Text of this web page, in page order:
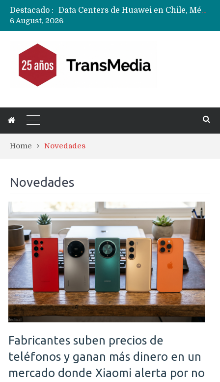
Destacado :
Data Centers de Huawei en Chile, México, Brasil,Perú y Argentina podrían verse afectados por arremetida de EE.UU
6 August, 2026
Home Novedades
Novedades
Fabricantes suben precios de
teléfonos y ganan más dinero en un
mercado donde Xiaomi alerta por no